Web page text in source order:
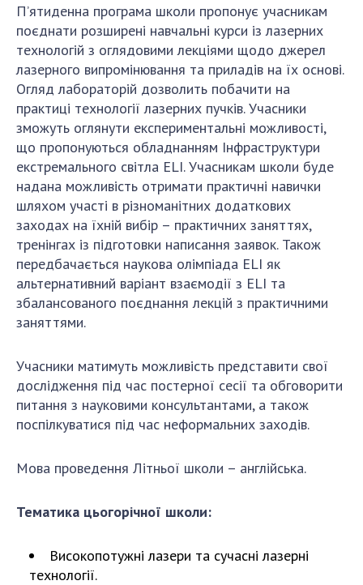
Громадські організації
ДІЯЛЬНІСТЬ
Засідання Президії НАН України
Сесії Загальних зборів НАН України
Річні звіти НАН України
Річні фінансові звіти НАН України
Наукові публікації та видавнича діяльність
Охорона прав інтелектуальної власності та
трансфер технологій в наукових установах
Наукові об'єкти, що становлять національне
надбання
науковими приладами НАН України
Оцінювання ефективності діяльності
наукових установ
Відкрита наука в НАН України
Робота з молоддю
МІЖНАРОДНЕ СПІВРОБІТНИЦТВО
П’ятиденна програма школи пропонує учасникам
поєднати розширені навчальні курси із лазерних
технологій з оглядовими лекціями щодо джерел
лазерного випромінювання та приладів на їх основі.
Огляд лабораторій дозволить побачити на
практиці технології лазерних пучків. Учасники
зможуть оглянути експериментальні можливості,
що пропонуються обладнанням Інфраструктури
екстремального світла ELI. Учасникам школи буде
надана можливість отримати практичні навички
шляхом участі в різноманітних додаткових
заходах на їхній вибір – практичних заняттях,
тренінгах із підготовки написання заявок. Також
передбачається наукова олімпіада ELI як
альтернативний варіант взаємодії з ELI та
збалансованого поєднання лекцій з практичними
заняттями.
Учасники матимуть можливість представити свої
дослідження під час постерної сесії та обговорити
питання з науковими консультантами, а також
поспілкуватися під час неформальних заходів.
Мова проведення Літньої школи – англійська.
Тематика цьогорічної школи:
Високопотужні лазери та сучасні лазерні
технології.